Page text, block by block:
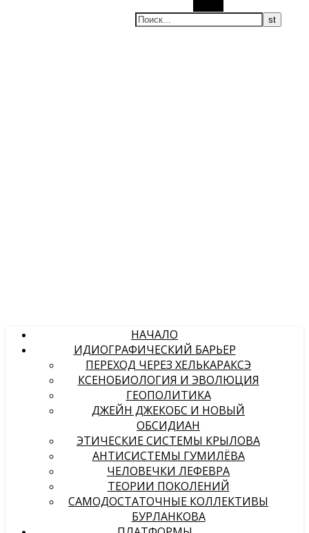
НАЧАЛО
ИДИОГРАФИЧЕСКИЙ БАРЬЕР
ПЕРЕХОД ЧЕРЕЗ ХЕЛЬКАРАКСЭ
КСЕНОБИОЛОГИЯ И ЭВОЛЮЦИЯ
ГЕОПОЛИТИКА
ДЖЕЙН ДЖЕКОБС И НОВЫЙ
ОБСИДИАН
ЭТИЧЕСКИЕ СИСТЕМЫ КРЫЛОВА
АНТИСИСТЕМЫ ГУМИЛЁВА
ЧЕЛОВЕЧКИ ЛЕФЕВРА
ТЕОРИИ ПОКОЛЕНИЙ
САМОДОСТАТОЧНЫЕ КОЛЛЕКТИВЫ
БУРЛАНКОВА